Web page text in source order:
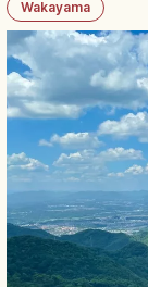
Wakayama